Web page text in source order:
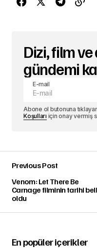
Dizi, film
gündemi
E-mail
Abone ol butonuna
Koşulları için onay vermiş
Previous Post
Venom: Let There Be
Carnage filminin tarihi
oldu
En popüler içerikler